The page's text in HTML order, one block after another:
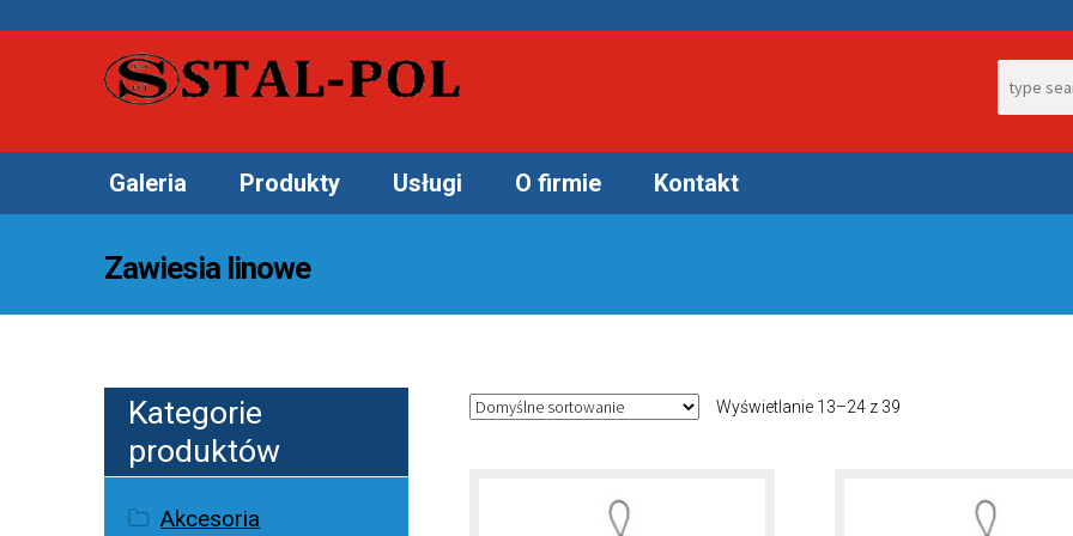
Galeria Produkty Usługi O firmie Kontakt
Zawiesia linowe
Wyświetlanie 13–24 z 39
Kategorie
produktów
Akcesoria